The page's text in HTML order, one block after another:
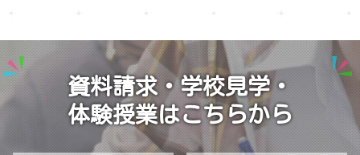
【なんば】校舎紹介の「自習室編」✨
【なんば】笑顔が溢れたオープンスクール😊在校生の
温かいお出迎えで素敵な1日に🌷
【なんば】夏季休校期間のお知らせ🍉
2025
2024
2023
資料請求・学校見学・
体験授業はこちらから